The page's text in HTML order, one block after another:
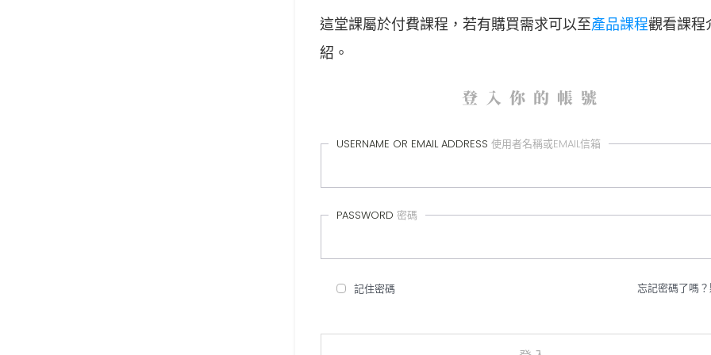
這堂課屬於付費課程， 若有購買需求可以至產品課程觀看課程
紹。
登入你的帳號
USERNAME OR EMAIL ADDRESS 使用者名稱或EMAIL信箱
PASSWORD 密碼
記住密碼 忘記密碼了嗎